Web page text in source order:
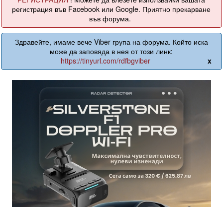
регистрация във Facebook или Google. Приятно прекарване
във форума.
Здравейте, имаме вече Viber група на форума. Който иска
може да заповяда в нея от този линк:
https://tinyurl.com/rdfbgviber
x